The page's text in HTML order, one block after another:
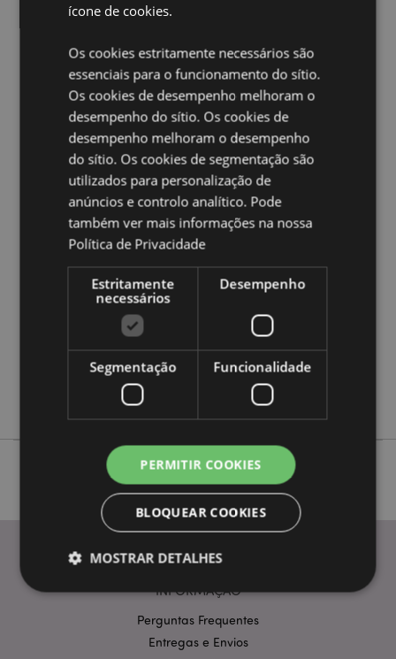
Marcação CE:Sim
EN71: Sim
Não adequado para:0 - 3 Anos
Ampliar informação:
Quer saber mais acerca de comprar na Puckator?
a nossaGuia de informação para o cliente.
Caracteristicas do Produto
Informação
Altura 20.5cm Largura 2cm Profundidade
5055071796463
576
0.020000
Não
Não
INFORMAÇÃO
Perguntas Frequentes
Entregas e Envios
ícone de cookies.
Os cookies estritamente necessários são
essenciais para o funcionamento do sítio.
Os cookies de desempenho melhoram o
desempenho do sítio. Os cookies de
desempenho melhoram o desempenho
do sítio. Os cookies de segmentação são
utilizados para personalização de
anúncios e controlo analítico. Pode
também ver mais informações na nossa
Política de Privacidade
Estritamente
necessários
Desempenho
Segmentação Funcionalidade
PERMITIR COOKIES
BLOQUEAR COOKIES
MOSTRAR DETALHES
Estritamente necessários
Desempenho
Segmentação